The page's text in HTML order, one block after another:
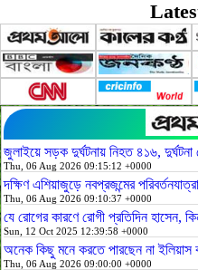
জুলাইয়ে সড়ক দুর্ঘটনায় নিহত ৪১৬, দুর্ঘটনা
Thu, 06 Aug 2026 09:15:12 +0000
দক্ষিণ এশিয়াজুড়ে নবপ্রজন্মের পরিবর্তনযাত্রা
Thu, 06 Aug 2026 09:10:37 +0000
যে রোগের কারণে রোগী প্রতিদিন হাসেন,
Sun, 12 Oct 2025 12:39:58 +0000
অনেক কিছু মনে করতে পারছেন না ইলিয়াস
Thu, 06 Aug 2026 09:00:00 +0000